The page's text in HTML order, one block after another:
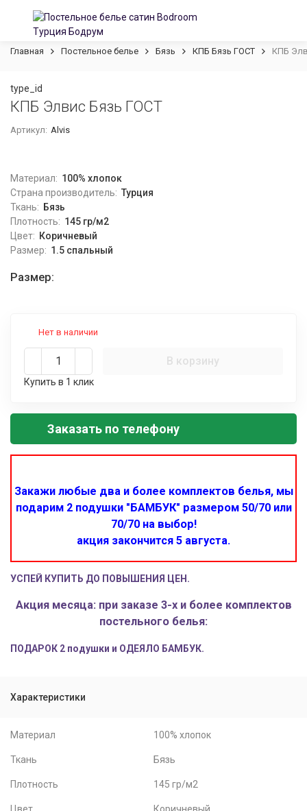
Главная Постельное белье Бязь КПБ Бязь ГОСТ КПБ
type_id
КПБ Элвис Бязь ГОСТ
Артикул: Alvis
Материал: 100% хлопок
Страна производитель: Турция
Ткань:
Бязь
Плотность: 145 гр/м2
Цвет: Коричневый
Размер: 1.5 спальный
Размер:
Нет в наличии
В корзину
Купить в 1 клик
Заказать по телефону
Закажи любые два и более комплектов белья, мы
подарим 2 подушки "БАМБУК" размером 50/70 или
70/70 на выбор!
акция закончится 5 августа.
УСПЕЙ КУПИТЬ ДО ПОВЫШЕНИЯ ЦЕН.
Акция месяца: при заказе 3-х и более комплектов
постельного белья:
ПОДАРОК 2 подушки и ОДЕЯЛО БАМБУК.
Характеристики
Материал 100% хлопок
Ткань Бязь
Плотность 145 гр/м2
Цвет Коричневый